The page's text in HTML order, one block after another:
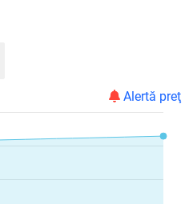
Alertă preţ